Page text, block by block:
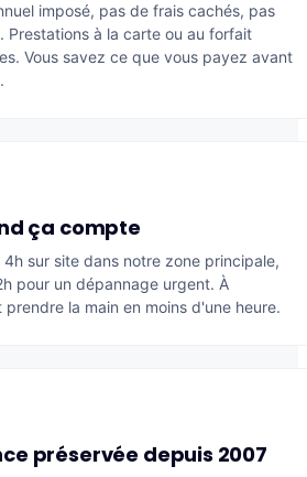
imposé, pas de frais cachés, pas
Prestations à la carte ou au forfait
Vous savez ce que vous payez avant
ça compte
sur site dans notre zone principale,
pour un dépannage urgent. À
la main en moins d'une heure.
préservée depuis 2007